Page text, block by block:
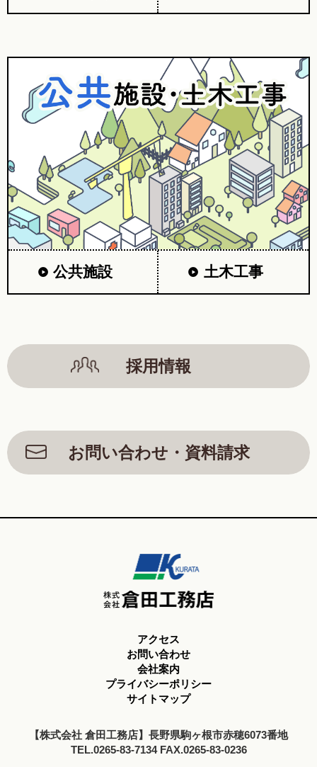
公共施設 土木工事
採用情報
お問い合わせ・資料請求
アクセス
お問い合わせ
会社案内
プライバシーポリシー
サイトマップ
【株式会社 倉田工務店】長野県駒ヶ根市赤穂6073番地
TEL.0265-83-7134 FAX.0265-83-0236